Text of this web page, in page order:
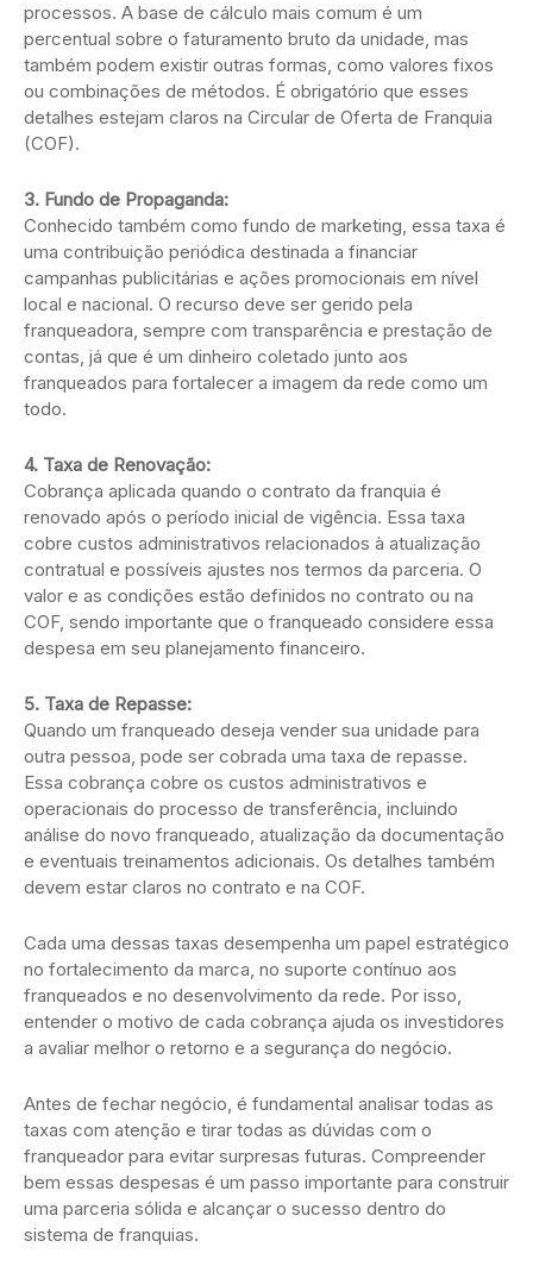
processos. A base de cálculo mais comum é um
percentual sobre o faturamento bruto da unidade, mas
também podem existir outras formas, como valores fixos
ou combinações de métodos. É obrigatório que esses
detalhes estejam claros na Circular de Oferta de Franquia
(COF).
3. Fundo de Propaganda:
Conhecido também como fundo de marketing, essa taxa é
uma contribuição periódica destinada a financiar
campanhas publicitárias e ações promocionais em nível
local e nacional. O recurso deve ser gerido pela
franqueadora, sempre com transparência e prestação de
contas, já que é um dinheiro coletado junto aos
franqueados para fortalecer a imagem da rede como um
todo.
4. Taxa de Renovação:
Cobrança aplicada quando o contrato da franquia é
renovado após o período inicial de vigência. Essa taxa
cobre custos administrativos relacionados à atualização
contratual e possíveis ajustes nos termos da parceria. O
valor e as condições estão definidos no contrato ou na
COF, sendo importante que o franqueado considere essa
despesa em seu planejamento financeiro.
5. Taxa de Repasse:
Quando um franqueado deseja vender sua unidade para
outra pessoa, pode ser cobrada uma taxa de repasse.
Essa cobrança cobre os custos administrativos e
operacionais do processo de transferência, incluindo
análise do novo franqueado, atualização da documentação
e eventuais treinamentos adicionais. Os detalhes também
devem estar claros no contrato e na COF.
Cada uma dessas taxas desempenha um papel estratégico
no fortalecimento da marca, no suporte contínuo aos
franqueados e no desenvolvimento da rede. Por isso,
entender o motivo de cada cobrança ajuda os investidores
a avaliar melhor o retorno e a segurança do negócio.
Antes de fechar negócio, é fundamental analisar todas as
taxas com atenção e tirar todas as dúvidas com o
franqueador para evitar surpresas futuras. Compreender
bem essas despesas é um passo importante para construir
uma parceria sólida e alcançar o sucesso dentro do
sistema de franquias.